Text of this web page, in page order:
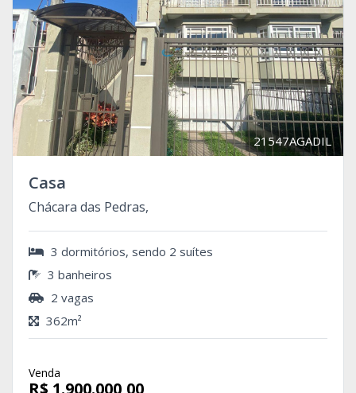
21547AGADIL
Casa
Chácara das Pedras,
3 dormitórios, sendo 2 suítes
3 banheiros
2 vagas
362m²
Venda
R$ 1.900.000,00